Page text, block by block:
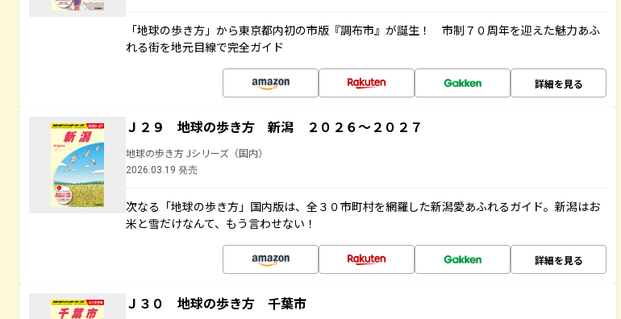
「地球の歩き方」から東京都内初の市版『調布市』が誕生！ 市制７０周年を迎えた魅力あふ
れる街を地元目線で完全ガイド
詳細を見る
Ｊ２９ 地球の歩き方 新潟 ２０２６～２０２７
地球の歩き方 Jシリーズ（国内）
2026.03.19 発売
次なる「地球の歩き方」国内版は、全３０市町村を網羅した新潟愛あふれるガイド。新潟はお
米と雪だけなんて、もう言わせない！
詳細を見る
Ｊ３０ 地球の歩き方 千葉市